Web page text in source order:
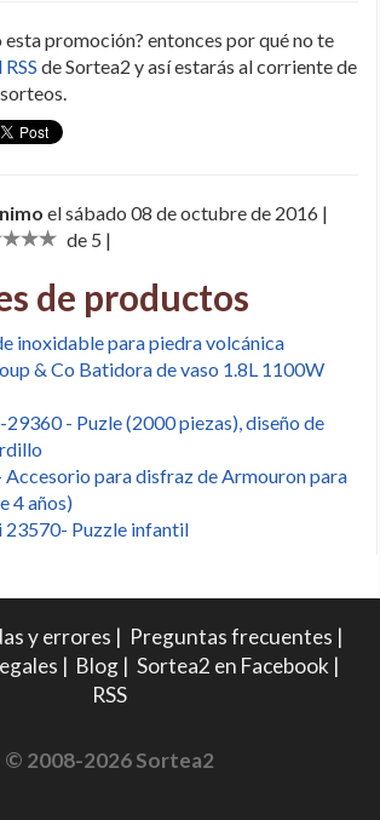
esta promoción? entonces por qué no te
de Sortea2 y así estarás al corriente de
el sábado 08 de octubre de 2016 |
de 5 |
de productos
inoxidable para piedra volcánica
& Co Batidora de vaso 1.8L 1100W
- Puzle (2000 piezas), diseño de
para disfraz de Armouron para
4 años)
23570- Puzzle infantil
y errores | Preguntas frecuentes |
| Blog| Sortea2 en Facebook |
RSS
© 2008-2026 Sortea2